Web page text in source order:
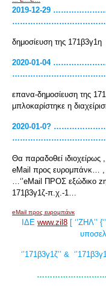
2019-12-29
δημοσίευση της 171β3γ1η
2020-01-04
επανα-δημοσίευση της
μπλοκαρίστηκε η
2020-01-0?
Θα παραδοθεί
eMail προς ευρομπάνκ… ,
…‘’eMail ΠΡΟΣ εξώδικο
171β3γ1ζ-π.χ.-1…
eMail προς ευρομπάνκ
ΙΔΕwww.zil8 [ ‘’ΖΗΛ’’
‘’171β3γ1ζ’’ &